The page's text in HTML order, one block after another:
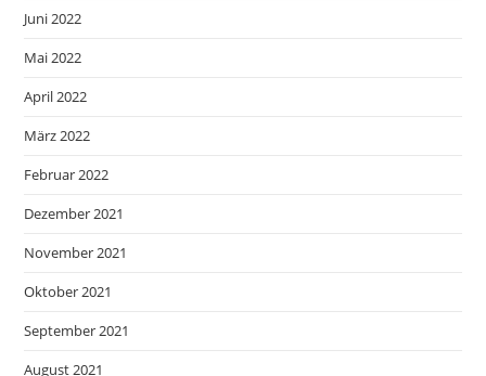
Juni 2022
Mai 2022
April 2022
März 2022
Februar 2022
Dezember 2021
November 2021
Oktober 2021
September 2021
August 2021